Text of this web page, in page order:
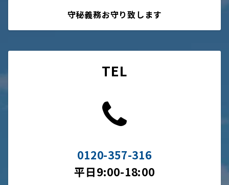
守秘義務お守り致します
TEL
0120-357-316
平日9:00-18:00